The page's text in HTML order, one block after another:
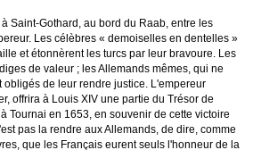
à Saint-Gothard, au bord du Raab, entre les
Les célèbres « demoiselles en dentelles »
et étonnèrent les turcs par leur bravoure. Les
de valeur ; les Allemands mêmes, qui ne
obligés de leur rendre justice. L'empereur
offrira à Louis XIV une partie du Trésor de
Tournai en 1653, en souvenir de cette victoire
pas la rendre aux Allemands, de dire, comme
que les Français eurent seuls l'honneur de la